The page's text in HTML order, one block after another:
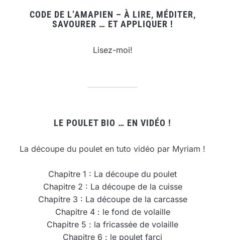
CODE DE L’AMAPIEN – À LIRE, MÉDITER,
SAVOURER … ET APPLIQUER !
Lisez-moi!
LE POULET BIO … EN VIDÉO !
La découpe du poulet en tuto vidéo par Myriam !
Chapitre 1 : La découpe du poulet
Chapitre 2 : La découpe de la cuisse
Chapitre 3 : La découpe de la carcasse
Chapitre 4 : le fond de volaille
Chapitre 5 : la fricassée de volaille
Chapitre 6 : le poulet farci